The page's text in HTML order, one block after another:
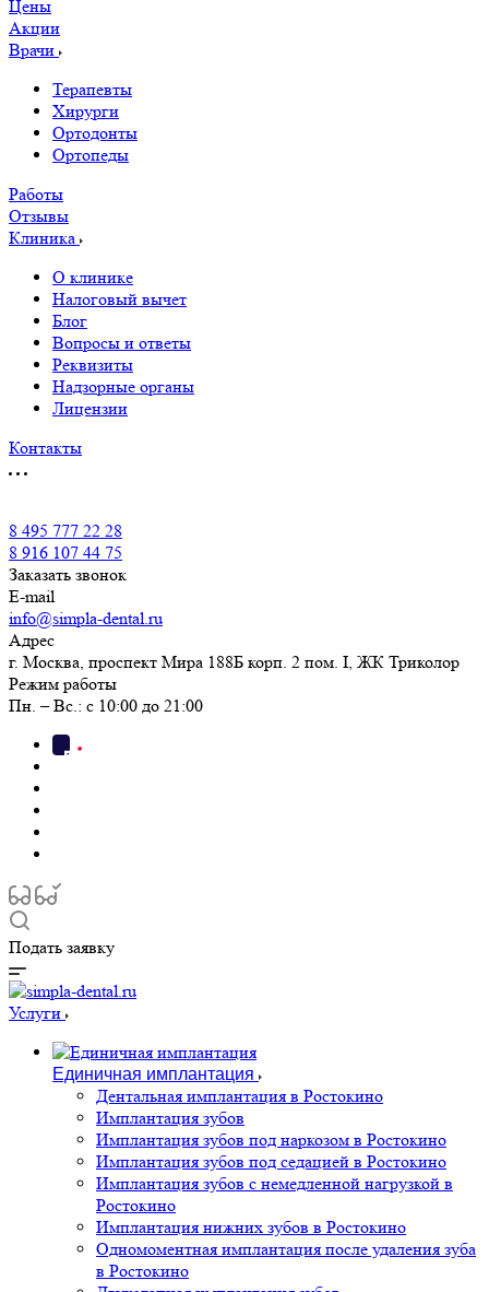
Цены
Акции
Врачи
Терапевты
Хирурги
Ортодонты
Ортопеды
Работы
Отзывы
Клиника
О клинике
Налоговый вычет
Блог
Вопросы и ответы
Реквизиты
Надзорные органы
Лицензии
Контакты
8 495 777 22 28
8 916 107 44 75
Заказать звонок
E-mail
info@simpla-dental.ru
Адрес
г. Москва, проспект Мира 188Б корп. 2 пом. I, ЖК Триколор
Режим работы
Пн. – Вс.: с 10:00 до 21:00
Подать заявку
Услуги
Единичная имплантация
Дентальная имплантация в Ростокино
Имплантация зубов
Имплантация зубов под наркозом в Ростокино
Имплантация зубов под седацией в Ростокино
Имплантация зубов с немедленной нагрузкой в
Ростокино
Имплантация нижних зубов в Ростокино
Одномоментная имплантация после удаления зуба
в Ростокино